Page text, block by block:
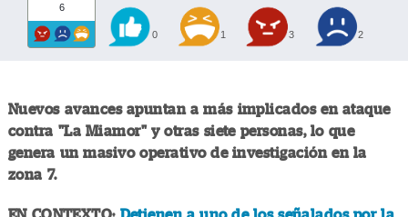
6
0 1 3 2
Nuevos avances apuntan a más implicados en ataque
contra "La Miamor" y otras siete personas, lo que
genera un masivo operativo de investigación en la
zona 7.